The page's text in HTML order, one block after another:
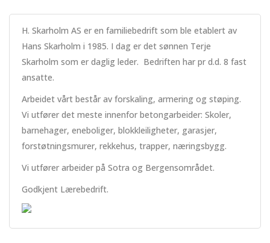
H. Skarholm AS er en familiebedrift som ble etablert av
Hans Skarholm i 1985. I dag er det sønnen Terje
Skarholm som er daglig leder. Bedriften har pr d.d. 8 fast
ansatte.
Arbeidet vårt består av forskaling, armering og støping.
Vi utfører det meste innenfor betongarbeider: Skoler,
barnehager, eneboliger, blokkleiligheter, garasjer,
forstøtningsmurer, rekkehus, trapper, næringsbygg.
Vi utfører arbeider på Sotra og Bergensområdet.
Godkjent Lærebedrift.